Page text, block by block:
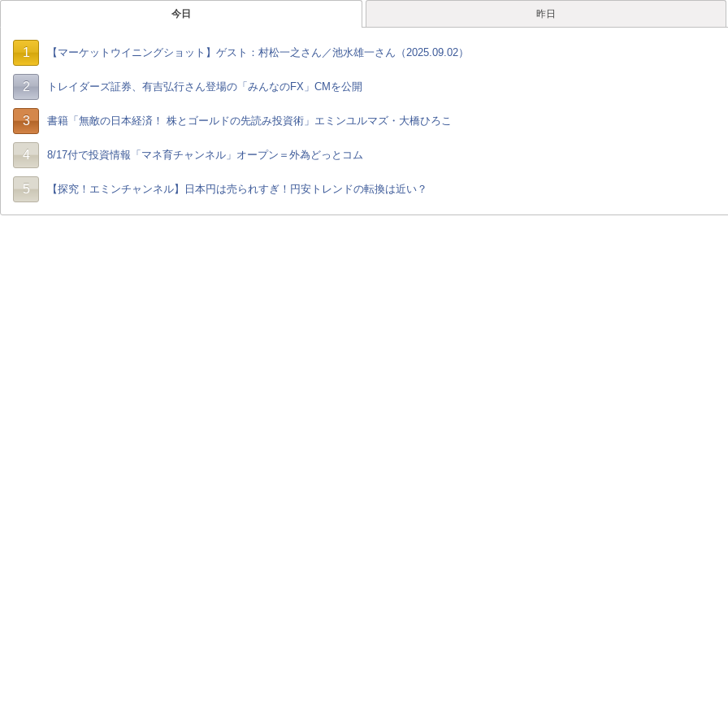
今日 昨日
1 【マーケットウイニングショット】ゲスト：村松一之さん／池水雄一さん（2025.09.02）
2 トレイダーズ証券、有吉弘行さん登場の「みんなのFX」CMを公開
3 書籍「無敵の日本経済！ 株とゴールドの先読み投資術」エミンユルマズ・大橋ひろこ
4 8/17付で投資情報「マネ育チャンネル」オープン＝外為どっとコム
5 【探究！エミンチャンネル】日本円は売られすぎ！円安トレンドの転換は近い？